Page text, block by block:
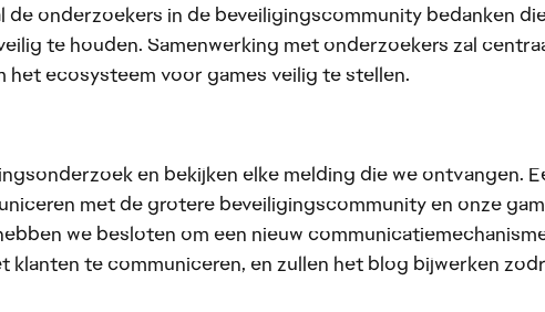
onderzoekers in de beveiligingscommunity bedanken
te houden. Samenwerking met onderzoekers zal
het ecosysteem voor games veilig te stellen.
en bekijken elke melding die we ontvangen.
met de grotere beveiligingscommunity en onze
we besloten om een nieuw
klanten te communiceren, en zullen het blog bijwerken